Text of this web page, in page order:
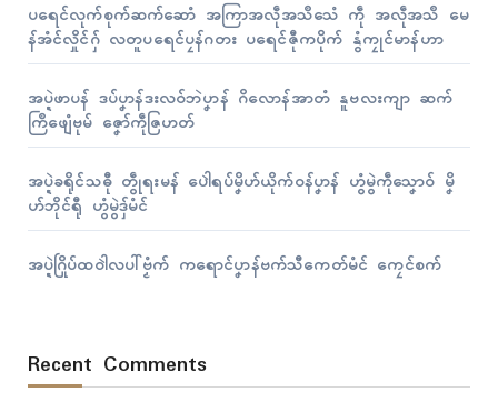
ပရေၚ်လုက်စုက်ဆက်ဆောံ အကြာအလဵုအသဳသေံ ကဵု အလဵုအသဳ မေ
န်အံၚ်လှိုၚ်ဂှ် လတူပရေၚ်ပၠန်ဂတး ပရေၚ်ဇီုကပိုက် နွံကၠုၚ်မာန်ဟာ
အပ္ဍဲဖာပန် ဒပ်ပၞာန်ဒးလဝ်ဘဲပၞာန် ဂိလောန်အာတံ နူဗလးကျာ ဆက်
ကြဳဖျေံဗုမ် ဇၞော်ကဵုဇြဟတ်
အပ္ဍဲခရိုၚ်သဓီု တွဵုရးမန် ပေါဲရပ်မၞိဟ်ယိုက်ဝန်ပၞာန် ဟွံမွဲကဵုသၞောဝ် မၞိ
ဟ်ဘိုၚ်ရီု ဟွံမွဲဒှ်မံၚ်
အပ္ဍဲဂြိုပ်ထဝါဲလပါ်ဗၟံက် ကရောၚ်ပၞာန်ဗက်သီကေတ်မံၚ် ကၠေၚ်စက်
Recent Comments